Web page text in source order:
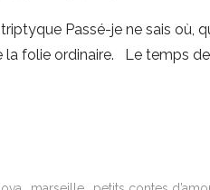
Passé-je ne sais où,
la folie ordinaire. Le temps